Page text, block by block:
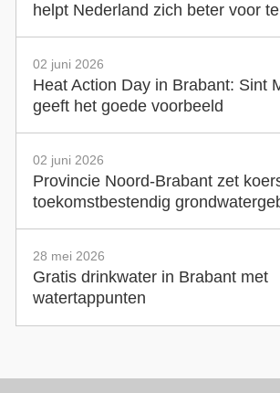
helpt Nederland zich beter voor
02 juni 2026
Heat Action Day in Brabant: Sint
geeft het goede voorbeeld
02 juni 2026
Provincie Noord-Brabant zet
toekomstbestendig
28 mei 2026
Gratis drinkwater in Brabant met
watertappunten